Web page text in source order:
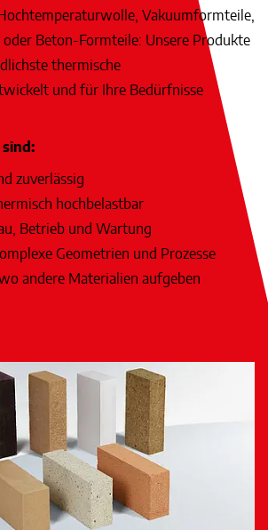
Vakuumformteile,
oder Beton-Formteile: Unsere Produkte
thermische
und für Ihre Bedürfnisse
zuverlässig
hochbelastbar
Betrieb und Wartung
Geometrien und Prozesse
andere Materialien aufgeben